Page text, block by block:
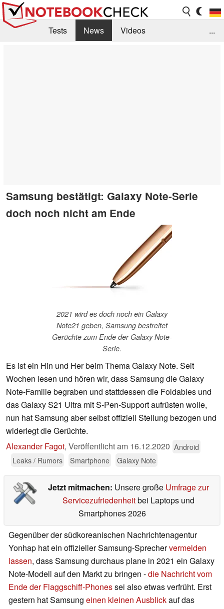
Tests News
Videos
...
Samsung bestätigt: Galaxy Note-Serie
doch noch nicht am Ende
2021 wird es doch noch ein Galaxy
Note21 geben, Samsung bestreitet
Gerüchte zum Ende der Galaxy Note-
Serie.
Es ist ein Hin und Her beim Thema Galaxy Note. Seit
Wochen lesen und hören wir, dass Samsung die Galaxy
Note-Familie begraben und stattdessen die Foldables und
das Galaxy S21 Ultra mit S-Pen-Support aufrüsten wolle,
nun hat Samsung aber selbst offiziell Stellung bezogen und
widerlegt die Gerüchte.
Alexander Fagot, Veröffentlicht am 16.12.2020 Android
Leaks / Rumors
Smartphone Galaxy Note
Jetzt mitmachen: Unsere große Umfrage zur
Servicezufriedenheitbei Laptops und
Smartphones 2026
Gegenüber der südkoreanischen Nachrichtenagentur
Yonhap hat ein offizieller Samsung-Sprechervermelden
lassen, dass Samsung durchaus plane in 2021 ein Galaxy
Note-Modell auf den Markt zu bringen -die Nachricht vom
Ende der Flaggschiff-Phonessei also etwas verfrüht. Erst
gestern hat Samsung einen kleinen Ausblickauf das